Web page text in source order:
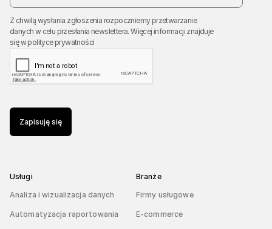
Z chwilą wysłania zgłoszenia rozpoczniemy przetwarzanie
danych w celu przesłania newslettera. Więcej informacji znajduje
się wpolityce prywatności
Zapisuję się
Usługi
Analiza i wizualizacja danych
Automatyzacja raportowania
Branże
Firmy usługowe
E-commerce